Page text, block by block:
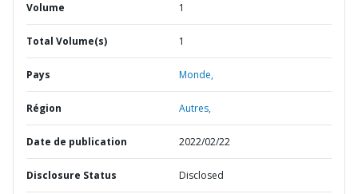
Volume 1
Total Volume(s) 1
Pays Monde,
Région Autres,
Date de publication 2022/02/22
Disclosure Status Disclosed